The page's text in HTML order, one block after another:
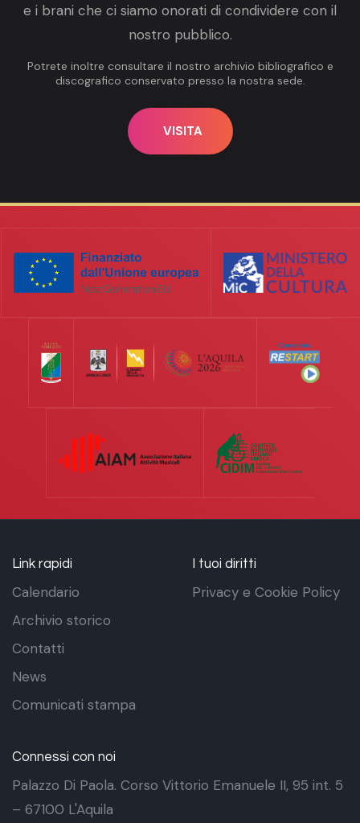
e i brani che ci siamo onorati di condividere con il
nostro pubblico.
Potrete inoltre consultare il nostro archivio bibliografico e
discografico conservato presso la nostra sede.
VISITA
Link rapidi
Calendario
Archivio storico
Contatti
News
Comunicati stampa
I tuoi diritti
Privacy e Cookie Policy
Connessi con noi
Palazzo Di Paola. Corso Vittorio Emanuele II, 95 int. 5
– 67100 L'Aquila